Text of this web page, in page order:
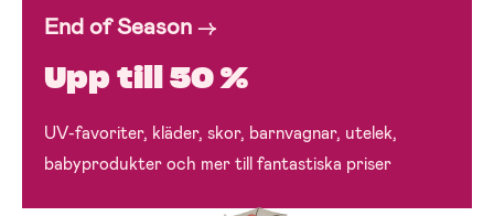
End of Season→
Upp till 50 %
UV-favoriter, kläder, skor, barnvagnar, utelek,
babyprodukter och mer till fantastiska priser